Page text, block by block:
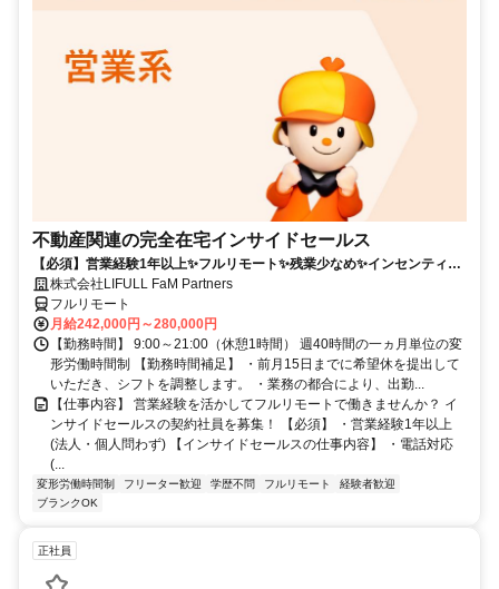
不動産関連の完全在宅インサイドセールス
【必須】営業経験1年以上✨フルリモート✨残業少なめ✨インセンティブ
有 株式会社LIFULL FaM Partners
フルリモート
月給242,000円～280,000円
【勤務時間】 9:00～21:00（休憩1時間） 週40時間の一ヵ月単位の変
形労働時間制 【勤務時間補足】 ・前月15日までに希望休を提出して
いただき、シフトを調整します。 ・業務の都合により、出勤...
【仕事内容】 営業経験を活かしてフルリモートで働きませんか？ イ
ンサイドセールスの契約社員を募集！ 【必須】 ・営業経験1年以上
(法人・個人問わず) 【インサイドセールスの仕事内容】 ・電話対応
(...
変形労働時間制 フリーター歓迎 学歴不問 フルリモート
経験者歓迎
ブランクOK
正社員